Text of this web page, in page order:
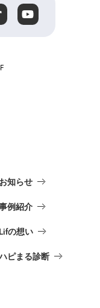
お知らせ
例紹介
Lifの想い
ピまる診断